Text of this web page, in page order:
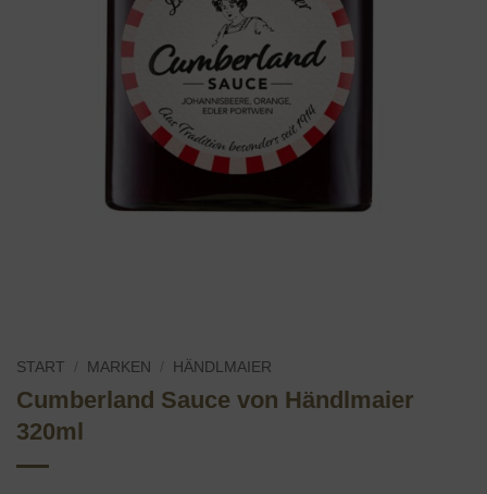
START MARKEN HÄNDLMAIER
Cumberland Sauce von Händlmaier
320ml